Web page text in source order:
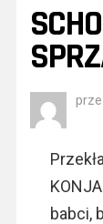
babci,